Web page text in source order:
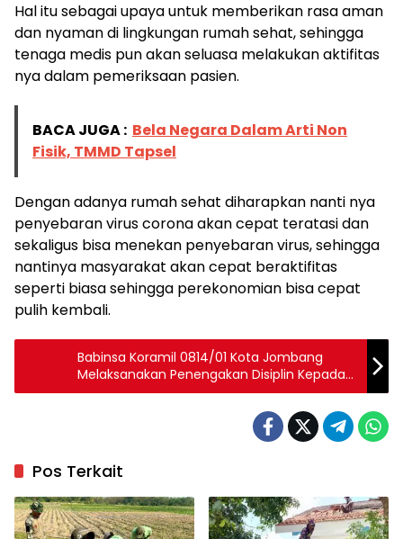
Hal itu sebagai upaya untuk memberikan rasa aman
dan nyaman di lingkungan rumah sehat, sehingga
tenaga medis pun akan seluasa melakukan aktifitas
nya dalam pemeriksaan pasien.
BACA JUGA : Bela Negara Dalam Arti Non
Fisik, TMMD Tapsel
Dengan adanya rumah sehat diharapkan nanti nya
penyebaran virus corona akan cepat teratasi dan
sekaligus bisa menekan penyebaran virus, sehingga
nantinya masyarakat akan cepat beraktifitas
seperti biasa sehingga perekonomian bisa cepat
pulih kembali.
Babinsa Koramil 0814/01 Kota Jombang
Melaksanakan Penengakan Disiplin Kepada
Masyarakat untuk Mematuhi Protkes
Pos Terkait